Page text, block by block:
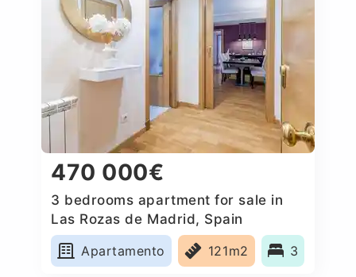
470 000€
3 bedrooms apartment for sale in
Las Rozas de Madrid, Spain
Apartamento
121m2 3